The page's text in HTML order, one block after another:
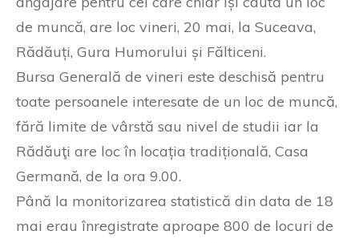
de muncă, are loc vineri, 20 mai, la Suceava,
Rădăuți, Gura Humorului și Fălticeni.
Bursa Generală de vineri este deschisă pentru
toate persoanele interesate de un loc de muncă,
fără limite de vârstă sau nivel de studii iar la
Rădăuţi are loc în locația tradițională, Casa
Germană, de la ora 9.00.
Până la monitorizarea statistică din data de 18
mai erau înregistrate aproape 800 de locuri de